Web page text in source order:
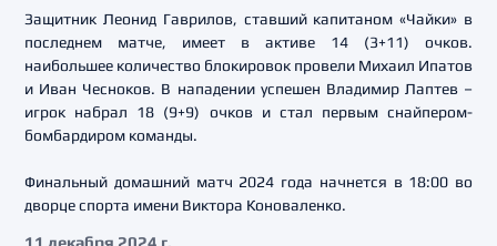
Защитник Леонид Гаврилов, ставший капитаном «Чайки» в
последнем матче, имеет в активе 14 (3+11) очков.
наибольшее количество блокировок провели Михаил Ипатов
и Иван Чесноков. В нападении успешен Владимир Лаптев –
игрок набрал 18 (9+9) очков и стал первым снайпером-
бомбардиром команды.
Финальный домашний матч 2024 года начнется в 18:00 во
дворце спорта имени Виктора Коноваленко.
11 декабря 2024 г.